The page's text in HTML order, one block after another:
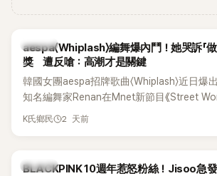
K-POP
aespa〈Whiplash〉編舞爆內鬥！她哭訴「
獎 遭反嗆：高潮才是關鍵
韓國女團aespa招牌歌曲〈Whiplash〉近日爆
知名編舞家Renan在Mnet新節目《Street
Directors' War》預告中，公開談及自己在〈
K氏鄉民 2 天前
K-POP
BLACKPINK 10週年惹怒粉絲！Jisoo急